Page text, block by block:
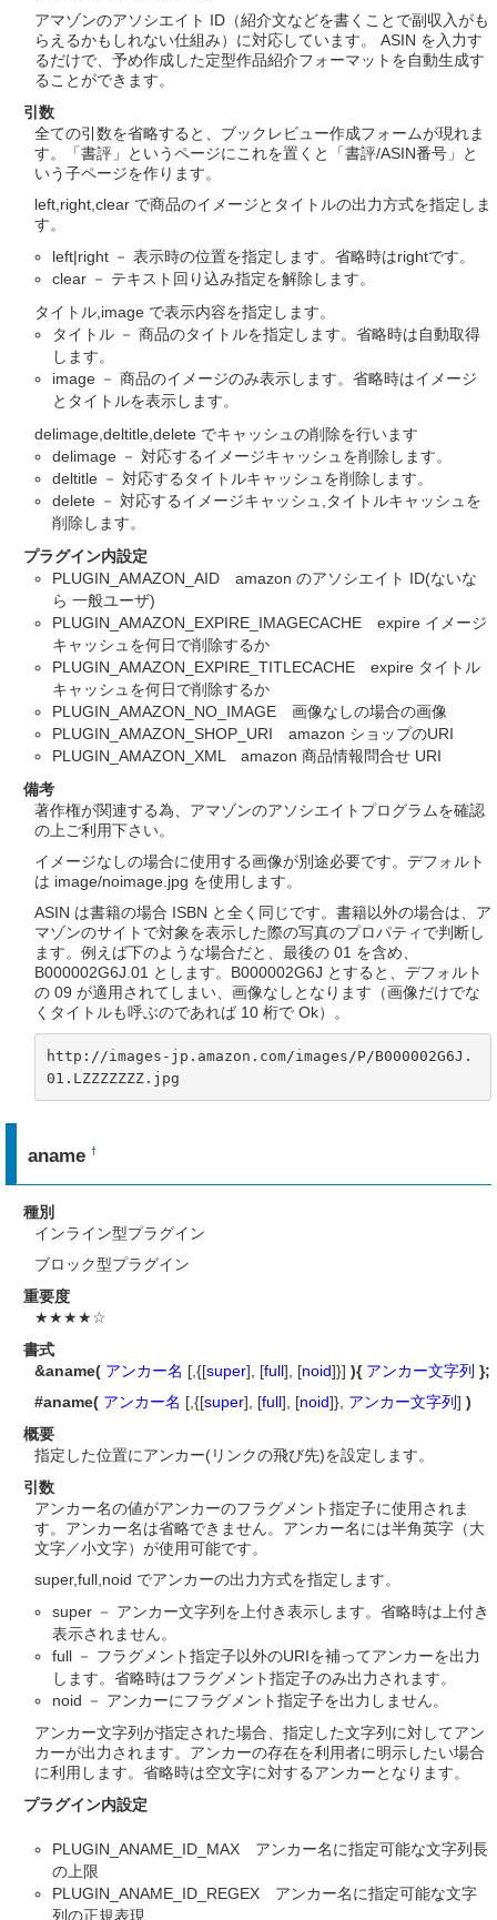
アマゾンのアソシエイト ID（紹介文などを書くことで副収入がも
らえるかもしれない仕組み）に対応しています。 ASIN を入力す
るだけで、予め作成した定型作品紹介フォーマットを自動生成す
ることができます。
引数
全ての引数を省略すると、ブックレビュー作成フォームが現れま
す。「書評」というページにこれを置くと「書評/ASIN番号」と
いう子ページを作ります。
left,right,clear で商品のイメージとタイトルの出力方式を指定しま
す。
left|right － 表示時の位置を指定します。省略時はrightです。
clear － テキスト回り込み指定を解除します。
タイトル,image で表示内容を指定します。
タイトル － 商品のタイトルを指定します。省略時は自動取得
します。
image － 商品のイメージのみ表示します。省略時はイメージ
とタイトルを表示します。
delimage,deltitle,delete でキャッシュの削除を行います
delimage － 対応するイメージキャッシュを削除します。
deltitle － 対応するタイトルキャッシュを削除します。
delete － 対応するイメージキャッシュ,タイトルキャッシュを
削除します。
プラグイン内設定
PLUGIN_AMAZON_AID amazon のアソシエイト ID(ないな
ら 一般ユーザ)
PLUGIN_AMAZON_EXPIRE_IMAGECACHE expire イメージ
キャッシュを何日で削除するか
PLUGIN_AMAZON_EXPIRE_TITLECACHE expire タイトル
キャッシュを何日で削除するか
PLUGIN_AMAZON_NO_IMAGE 画像なしの場合の画像
PLUGIN_AMAZON_SHOP_URI amazon ショップのURI
PLUGIN_AMAZON_XML amazon 商品情報問合せ URI
備考
著作権が関連する為、アマゾンのアソシエイトプログラムを確認
の上ご利用下さい。
イメージなしの場合に使用する画像が別途必要です。デフォルト
は image/noimage.jpg を使用します。
ASIN は書籍の場合 ISBN と全く同じです。書籍以外の場合は、ア
マゾンのサイトで対象を表示した際の写真のプロパティで判断し
ます。例えば下のような場合だと、最後の 01 を含め、
B000002G6J.01 とします。B000002G6J とすると、デフォルト
の 09 が適用されてしまい、画像なしとなります（画像だけでな
くタイトルも呼ぶのであれば 10 桁で Ok）。
http://images-jp.amazon.com/images/P/B000002G6J.
01.LZZZZZZZ.jpg
aname†
種別
インライン型プラグイン
ブロック型プラグイン
重要度
★★★★☆
書式
&aname( アンカー名 [,{[super], [full], [noid]}] ){ アンカー文字列 };
#aname( アンカー名 [,{[super], [full], [noid]}, アンカー文字列] )
概要
指定した位置にアンカー(リンクの飛び先)を設定します。
引数
アンカー名の値がアンカーのフラグメント指定子に使用されま
す。アンカー名は省略できません。アンカー名には半角英字（大
文字／小文字）が使用可能です。
super,full,noid でアンカーの出力方式を指定します。
super － アンカー文字列を上付き表示します。省略時は上付き
表示されません。
full － フラグメント指定子以外のURIを補ってアンカーを出力
します。省略時はフラグメント指定子のみ出力されます。
noid － アンカーにフラグメント指定子を出力しません。
アンカー文字列が指定された場合、指定した文字列に対してアン
カーが出力されます。アンカーの存在を利用者に明示したい場合
に利用します。省略時は空文字に対するアンカーとなります。
プラグイン内設定
PLUGIN_ANAME_ID_MAX アンカー名に指定可能な文字列長
の上限
PLUGIN_ANAME_ID_REGEX アンカー名に指定可能な文字
列の正規表現